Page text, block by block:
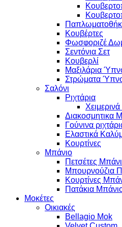
Κουβέρτες
Φωσφοριζέ
Σεντόνια Σετ
Κουβερλί
Μαξιλάρια
Στρώματα
Σαλόνι
Ριχτάρια
Διακοσμητικα
Γούνινα
Ελαστικά
Κουρτίνες
Μπάνιο
Πετσέτες
Μπουρνούζια
Κουρτίνες
Πατάκια
Μοκέτες
Οικιακές
Bellagio Mok